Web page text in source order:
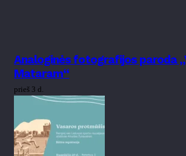
Analoginės fotografijos paroda
Mataram“
prieš 3 d.